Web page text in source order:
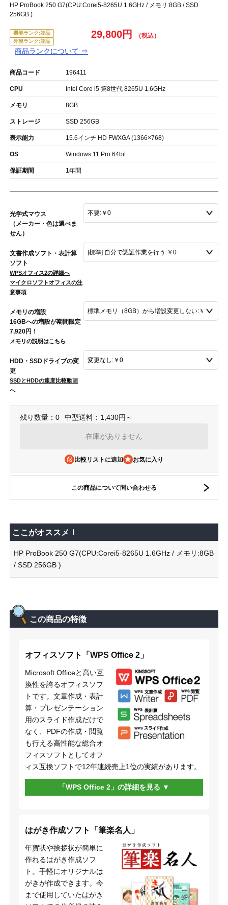
HP ProBook 250 G7(CPU:Corei5-8265U 1.6GHz / メモリ:8GB / SSD
256GB )
機能ランク:並品
外観ランク:並品
商品ランクについて ⇒
29,800円
商品コード 196411
CPU Intel Core i5 第8世代 8265U 1.6GHz
メモリ 8GB
ストレージ SSD 256GB
表示能力 15.6インチ HD FWXGA (1366×768)
OS Windows 11 Pro 64bit
保証期間 1年間
光学式マウス
（メーカー・色は選べま
せん）
文書作成ソフト・表計算
ソフト
WPSオフィス2の詳細へ
マイクロソフトオフィスの注
意事項
メモリの増設
16GBへの増設が期間限定
7,920円！
メモリの説明はこちら
HDD・SSDドライブの変
更
SSDとHDDの速度比較動画
へ
残り数量：0 中型送料：1,430円～
在庫がありません
比較リストに追加
この商品について問い合わせる
ここがオススメ！
HP ProBook 250 G7(CPU:Corei5-8265U 1.6GHz / メモリ:8GB
/ SSD 256GB )
この商品の特徴
オフィスソフト「WPS Office 2」
Microsoft Officeと高い互
換性を誇るオフィスソフ
トです。文章作成・表計
算・プレゼンテーション
用のスライド作成だけで
なく、PDFの作成・閲覧
も行える高性能な総合オ
フィスソフトとしてオフ
ィス互換ソフトで12年連続売上1位の実績があります。
「WPS Office 2」の詳細を見る
はがき作成ソフト「筆楽名人」
年賀状や挨拶状が簡単に
作れるはがき作成ソフ
ト。手軽にオリジナルは
がきが作成できます。今
まで使用していたはがき